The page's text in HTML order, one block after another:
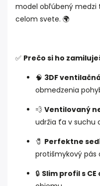
model obľúbený medzi
celom svete. 🌍
✅ Prečo si ho
🧠 3DF
obmedzenia
💨 Ventilovaný
udržia ťa v suchu
🧷 Perfektne
protišmykový pás
🔒 Slim profil s